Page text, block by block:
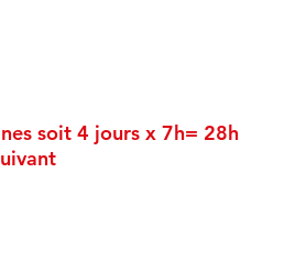
soit 4 jours x 7h= 28h